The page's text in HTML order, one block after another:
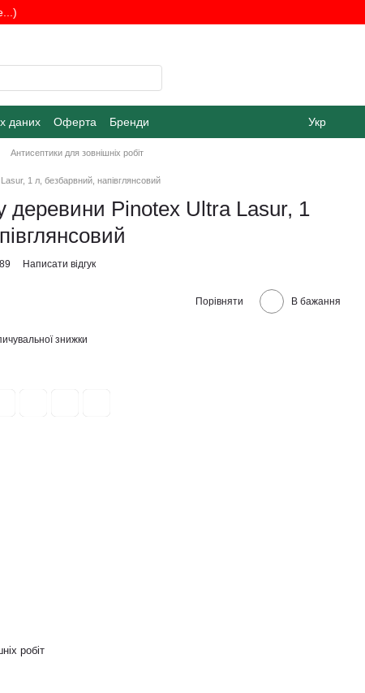
даних Оферта Бренди Укр
Антисептики для зовнішніх робіт
1 л, безбарвний, напівглянсовий
деревини Pinotex Ultra Lasur, 1
Написати відгук
Порівняти В бажання
знижки
робіт